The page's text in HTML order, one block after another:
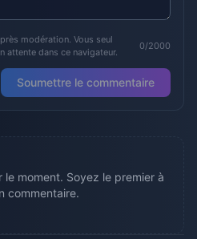
modération. Vous seul
attente dans ce navigateur.
0/2000
Soumettre le commentaire
le moment. Soyez le premier à
commentaire.